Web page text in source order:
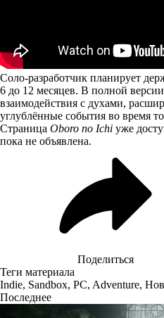
Соло-разработчик планирует
6 до 12 месяцев. В полной
взаимодействия с духами,
углублённые события во время
Страница Oboro no Ichi уже
пока не объявлена.
Поделиться
Теги материала
Indie, Sandbox, PC, Adventure,
Последнее